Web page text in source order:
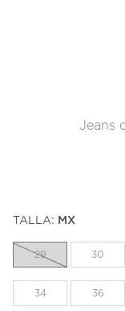
Jeans
TALLA: MX
29 30
34 36